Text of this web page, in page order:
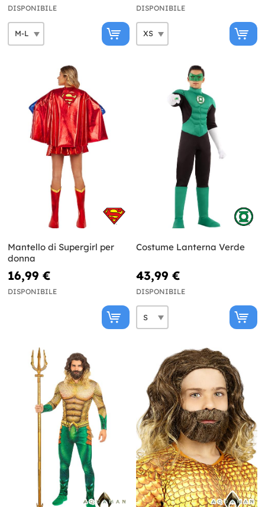
DISPONIBILE DISPONIBILE
Mantello di Supergirl per
donna
16,99 €
DISPONIBILE
Costume Lanterna Verde
43,99 €
DISPONIBILE